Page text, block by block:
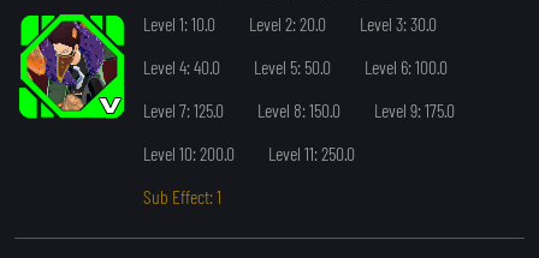
Level 1: 10.0
Level 2: 20.0
Level 3: 30.0
Level 4: 40.0
Level 5: 50.0
Level 6: 100.0
Level 7: 125.0
Level 8: 150.0
Level 9: 175.0
Level 10: 200.0
Level 11: 250.0
Sub Effect: 1